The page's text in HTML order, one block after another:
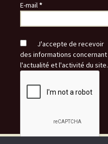
E-mail*
J'accepte de recevoir
des informations concernant
l'actualité et l'activité du site.